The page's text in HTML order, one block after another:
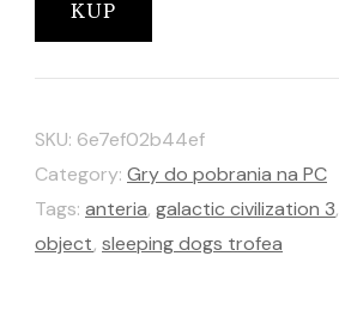
KUP
SKU: 6e7ef02b44ef
Category: Gry do pobrania na PC
Tags: anteria, galactic civilization 3,
object, sleeping dogs trofea